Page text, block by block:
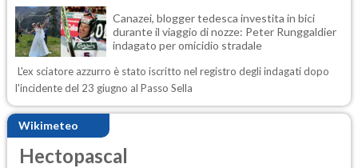
Canazei, blogger tedesca investita in bici
durante il viaggio di nozze: Peter Runggaldier
indagato per omicidio stradale
L'ex sciatore azzurro è stato iscritto nel registro degli indagati dopo
l'incidente del 23 giugno al Passo Sella
Wikimeteo
Hectopascal